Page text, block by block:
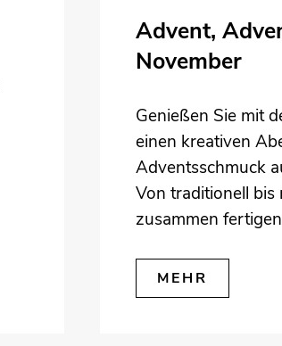
Advent,
November
Genießen Sie mit
einen kreativen
Adventsschmuck
Von traditionell
zusammen
MEHR